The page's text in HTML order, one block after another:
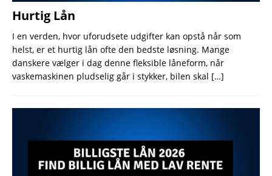
Hurtig Lån
I en verden, hvor uforudsete udgifter kan opstå når som
helst, er et hurtig lån ofte den bedste løsning. Mange
danskere vælger i dag denne fleksible låneform, når
vaskemaskinen pludselig går i stykker, bilen skal […]